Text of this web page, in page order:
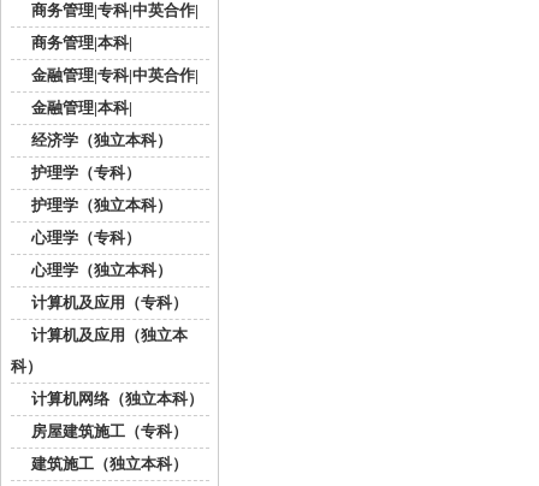
商务管理|专科|中英合作|
商务管理|本科|
金融管理|专科|中英合作|
金融管理|本科|
经济学（独立本科）
护理学（专科）
护理学（独立本科）
心理学（专科）
心理学（独立本科）
计算机及应用（专科）
计算机及应用（独立本
科）
计算机网络（独立本科）
房屋建筑施工（专科）
建筑施工（独立本科）